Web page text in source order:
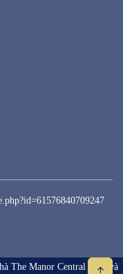
The Manor Central Park và